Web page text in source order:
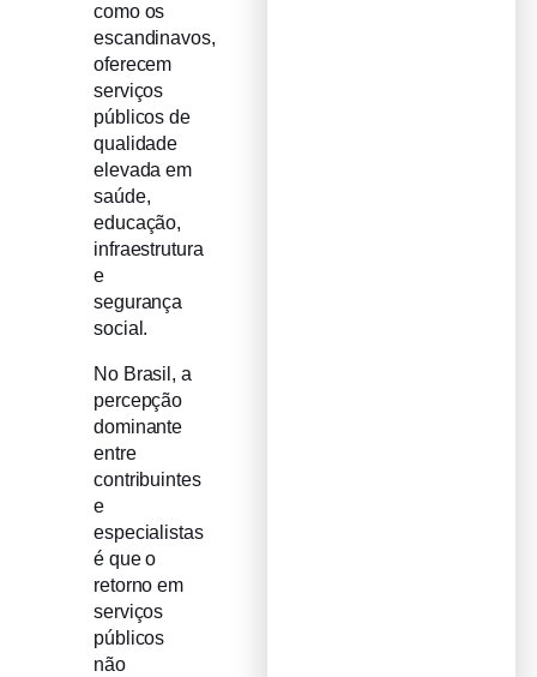
como os
escandinavos,
oferecem
serviços
públicos de
qualidade
elevada em
saúde,
educação,
infraestrutura
e
segurança
social.
No Brasil, a
percepção
dominante
entre
contribuintes
e
especialistas
é que o
retorno em
serviços
públicos
não